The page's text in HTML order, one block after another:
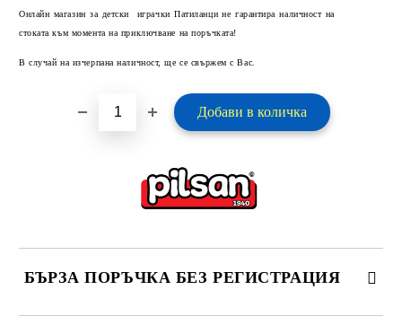
Онлайн магазин за детски играчки Патиланци не гарантира наличност на
стоката към момента на приключване на поръчката!
В случай на изчерпана наличност, ще се свържем с Вас.
БЪРЗА ПОРЪЧКА БЕЗ РЕГИСТРАЦИЯ